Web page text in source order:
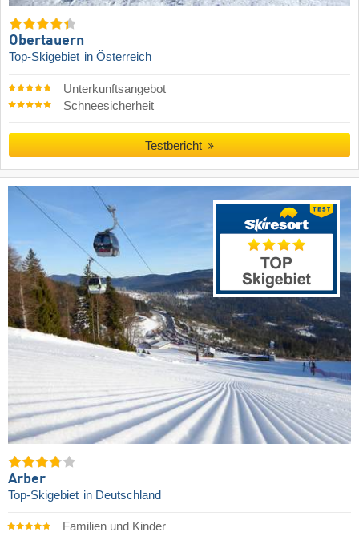
Obertauern
Top-Skigebiet in Österreich
Unterkunftsangebot
Schneesicherheit
Testbericht
Arber
Top-Skigebiet in Deutschland
Familien und Kinder